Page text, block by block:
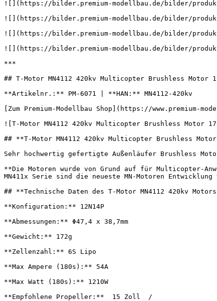
![](https://bilder.premium-modellbau.de/bilder/
![](https://bilder.premium-modellbau.de/bilder/
![](https://bilder.premium-modellbau.de/bilder/
![](https://bilder.premium-modellbau.de/bilder/
***
## T-Motor MN4112 420kv Multicopter Brushless Motor
**Artikelnr.:** PM-6071 | **HAN:** MN4112-420kv
[Zum Premium-Modellbau Shop](https://www.premium-
![T-Motor MN4112 420kv Multicopter Brushless Motor
## **T-Motor MN4112 420kv Multicopter Brushless
Sehr hochwertig gefertigte Außenläufer Brushless
**Die Motoren wurde von Grund auf für Multicopter-
MN411x Serie sind die neueste MN-Motoren
## **Technische Daten des T-Motor MN4112 420kv
**Konfiguration:** 12N14P
**Abmessungen:** Φ47,4 x 38,7mm
**Gewicht:** 172g
**Zellenzahl:** 6S Lipo
**Max Ampere (180s):** 54A
**Max Watt (180s):** 1210W
**Empfohlene Propeller:**  15 Zoll  /